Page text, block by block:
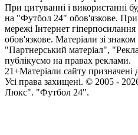
При цитуванні і використанні
на "Футбол 24" обов'язкове. При
мережі Інтернет
обов'язкове. Матеріали зі
"Партнерський матеріал",
публікуємо на правах реклами.
21+Матеріали сайту призначені
Усi права захищенi. © 2005 -
Люкс". "Футбол 24".